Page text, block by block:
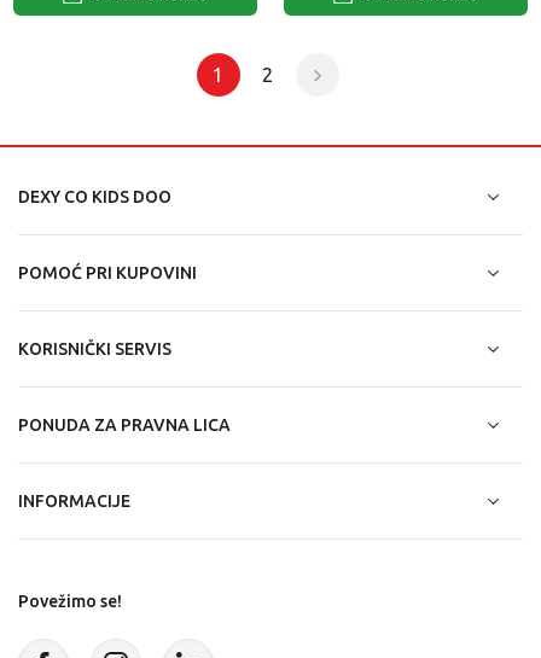
1 2
DEXY CO KIDS DOO
POMOĆ PRI KUPOVINI
KORISNIČKI SERVIS
PONUDA ZA PRAVNA LICA
INFORMACIJE
Povežimo se!